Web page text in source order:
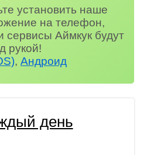
установить наше
на телефон,
сервисы Аймкук будут
рукой!
,Андроид
день